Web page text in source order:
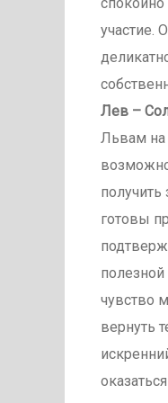
участие.
Лев –
Львам на
готовы
чувство
вернуть